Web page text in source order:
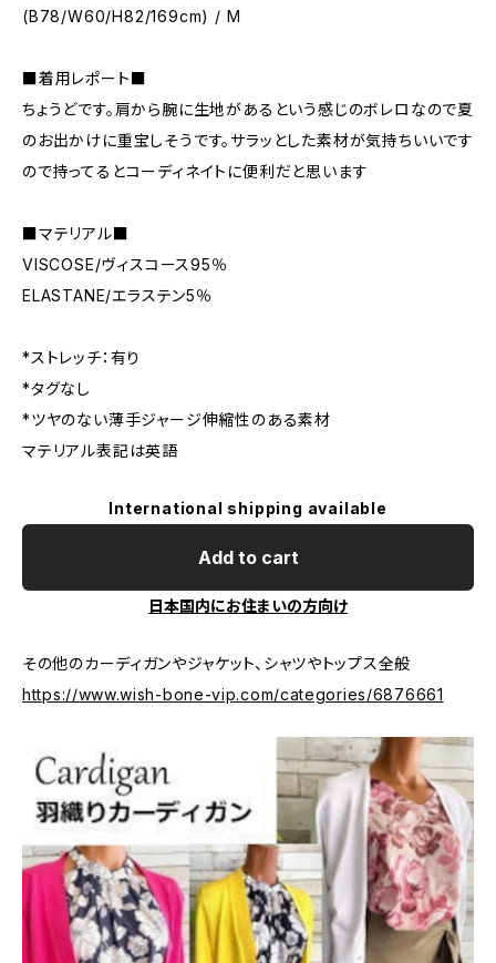
(B78/W60/H82/169cm) / M
■着用レポート■
ちょうどです。肩から腕に生地があるという感じのボレロなので夏
のお出かけに重宝しそうです。サラッとした素材が気持ちいいです
ので持ってるとコーディネイトに便利だと思います
■マテリアル■
VISCOSE/ヴィスコース95％
ELASTANE/エラステン5％
*ストレッチ：有り
*タグなし
*ツヤのない薄手ジャージ伸縮性のある素材
マテリアル表記は英語
International shipping available
Add to cart
日本国内にお住まいの方向け
その他のカーディガンやジャケット、シャツやトップス全般
https://www.wish-bone-vip.com/categories/6876661